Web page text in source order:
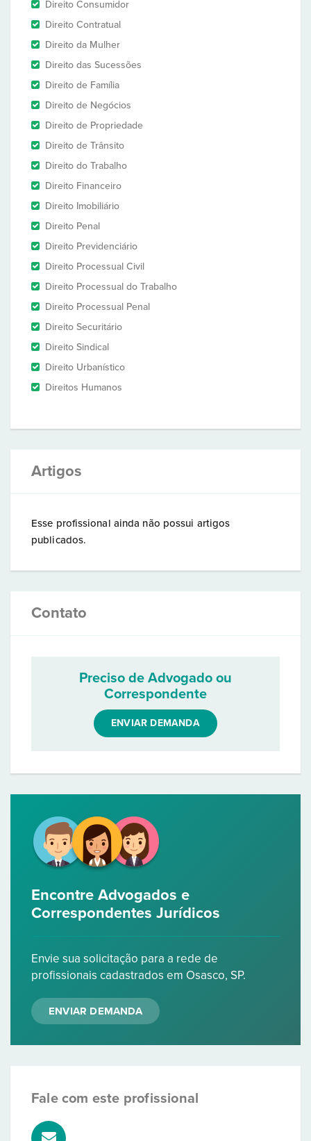
Direito Consumidor
Direito Contratual
Direito da Mulher
Direito das Sucessões
Direito de Família
Direito de Negócios
Direito de Propriedade
Direito de Trânsito
Direito do Trabalho
Direito Financeiro
Direito Imobiliário
Direito Penal
Direito Previdenciário
Direito Processual Civil
Direito Processual do Trabalho
Direito Processual Penal
Direito Securitário
Direito Sindical
Direito Urbanístico
Direitos Humanos
Artigos
Esse profissional ainda não possui artigos
publicados.
Contato
Preciso de Advogado ou
Correspondente
ENVIAR DEMANDA
Encontre Advogados e
Correspondentes Jurídicos
Envie sua solicitação para a rede de
profissionais cadastrados em Osasco, SP.
ENVIAR DEMANDA
Fale com este profissional